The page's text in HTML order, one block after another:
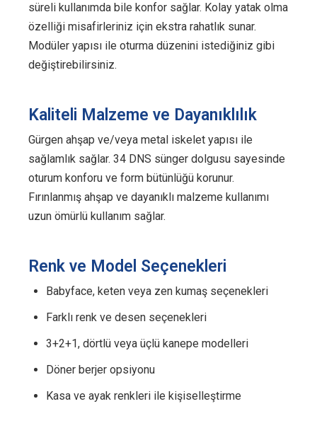
süreli kullanımda bile konfor sağlar. Kolay yatak olma
özelliği misafirleriniz için ekstra rahatlık sunar.
Modüler yapısı ile oturma düzenini istediğiniz gibi
değiştirebilirsiniz.
Kaliteli Malzeme ve Dayanıklılık
Gürgen ahşap ve/veya metal iskelet yapısı ile
sağlamlık sağlar. 34 DNS sünger dolgusu sayesinde
oturum konforu ve form bütünlüğü korunur.
Fırınlanmış ahşap ve dayanıklı malzeme kullanımı
uzun ömürlü kullanım sağlar.
Renk ve Model Seçenekleri
Babyface, keten veya zen kumaş seçenekleri
Farklı renk ve desen seçenekleri
3+2+1, dörtlü veya üçlü kanepe modelleri
Döner berjer opsiyonu
Kasa ve ayak renkleri ile kişiselleştirme